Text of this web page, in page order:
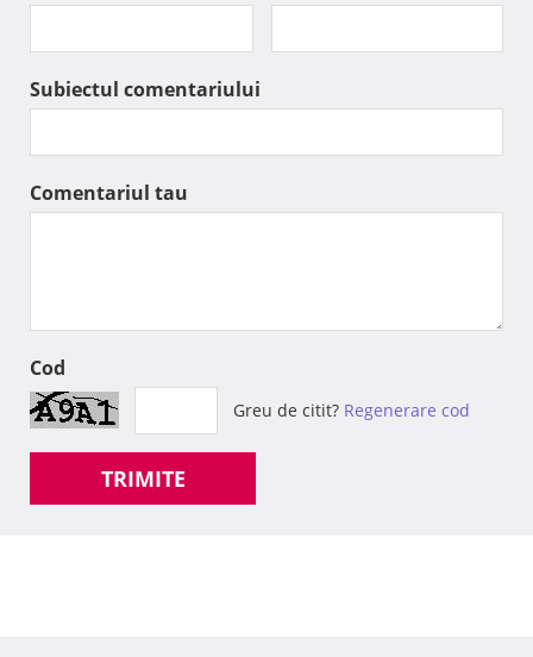
Subiectul comentariului
Comentariul tau
Cod
Greu de citit? Regenerare cod
TRIMITE